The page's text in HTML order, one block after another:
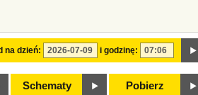
na dzień: i godzinę:
Schematy Pobierz